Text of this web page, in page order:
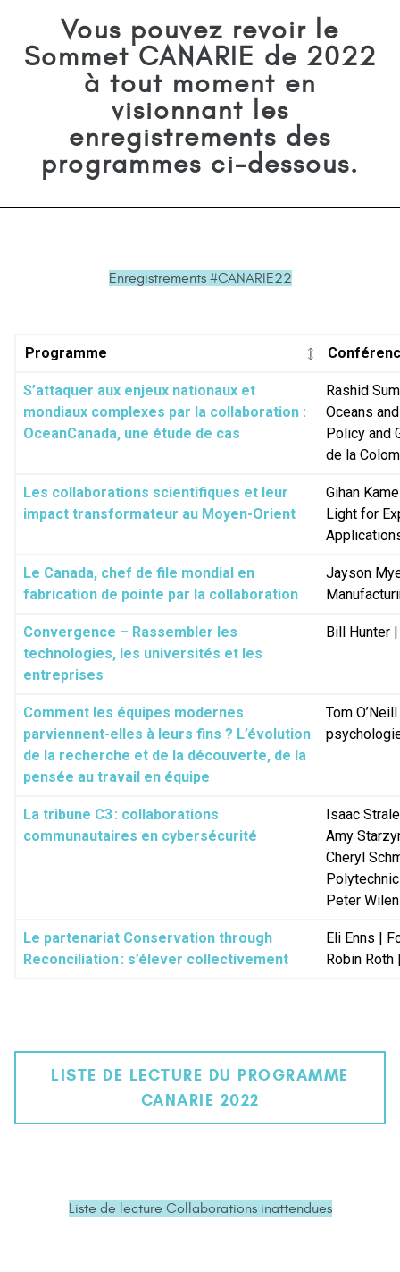
Vous pouvez revoir le
Sommet CANARIE de 2022
à tout moment en
visionnant les
enregistrements des
programmes ci-dessous.
Enregistrements #CANARIE22
Programme
S’attaquer aux enjeux nationaux et
mondiaux complexes par la collaboration :
OceanCanada, une étude de cas
Rashid
Oceans
Policy and
de la
Les collaborations scientifiques et leur
impact transformateur au Moyen-Orient
Gihan
Light for
Le Canada, chef de file mondial en
fabrication de pointe par la collaboration
Jayson
Convergence – Rassembler les
technologies, les universités et les
entreprises
Bill Hunter
Comment les équipes modernes
parviennent-elles à leurs fins ? L’évolution
de la recherche et de la découverte, de la
pensée au travail en équipe
Tom
La tribune C3 : collaborations
communautaires en cybersécurité
Isaac
Amy
Cheryl
Polytechnic
Peter
Le partenariat Conservation through
Reconciliation : s’élever collectivement
Eli Enns |
Robin Roth
LISTE DE LECTURE DU PROGRAMME
CANARIE 2022
Liste de lecture Collaborations inattendues